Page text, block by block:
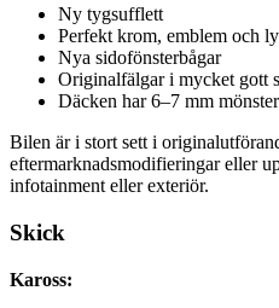
Ny tygsufflett
Perfekt krom, emblem och
Nya sidofönsterbågar
Originalfälgar i mycket gott
Däcken har 6–7 mm
Bilen är i stort sett i
eftermarknadsmodifieringar eller
infotainment eller exteriör.
Skick
Kaross: